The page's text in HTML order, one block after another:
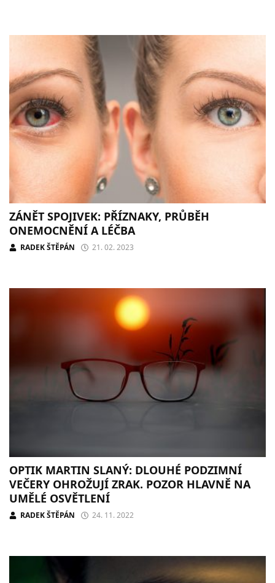
ZÁNĚT SPOJIVEK: PŘÍZNAKY, PRŮBĚH
ONEMOCNĚNÍ A LÉČBA
RADEK ŠTĚPÁN 21. 02. 2023
OPTIK MARTIN SLANÝ: DLOUHÉ PODZIMNÍ
VEČERY OHROŽUJÍ ZRAK. POZOR HLAVNĚ NA
UMĚLÉ OSVĚTLENÍ
RADEK ŠTĚPÁN 24. 11. 2022